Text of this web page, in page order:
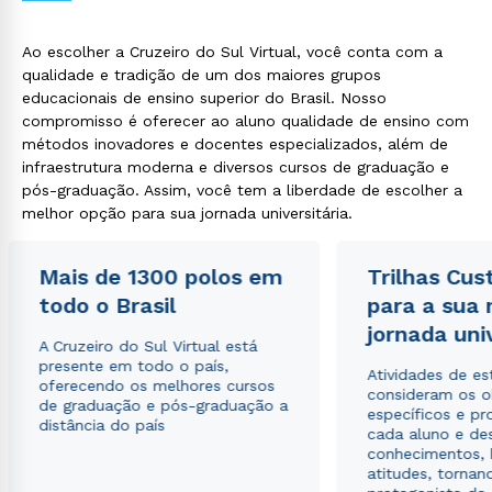
Ao escolher a Cruzeiro do Sul Virtual, você conta com a
qualidade e tradição de um dos maiores grupos
educacionais de ensino superior do Brasil. Nosso
compromisso é oferecer ao aluno qualidade de ensino com
métodos inovadores e docentes especializados, além de
infraestrutura moderna e diversos cursos de graduação e
pós-graduação. Assim, você tem a liberdade de escolher a
melhor opção para sua jornada universitária.
Mais de 1300 polos em
todo o Brasil
A Cruzeiro do Sul Virtual está
presente em todo o país,
oferecendo os melhores cursos
de graduação e pós-graduação a
distância do país
Trilhas
para a sua
jornada
Atividades de
consideram os
específicos e
cada aluno e
conhecimentos,
atitudes,
Rápido e fácil
WhatsApp
Estou de acordo com a Política de Privacidade.e
autorizo que meus dados sejam utilizados para o